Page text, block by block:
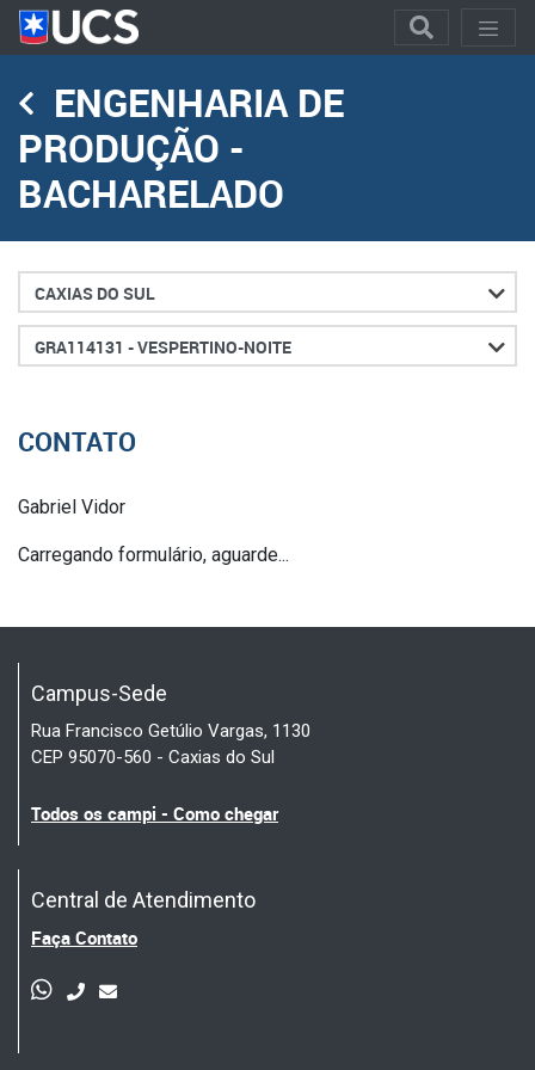
ENGENHARIA DE
PRODUÇÃO -
BACHARELADO
Cidade
Turno
CONTATO
Gabriel Vidor
Carregando formulário, aguarde...
Campus-Sede
Rua Francisco Getúlio Vargas, 1130
CEP 95070-560 - Caxias do Sul
Todos os campi - Como chegar
Central de Atendimento
Faça Contato